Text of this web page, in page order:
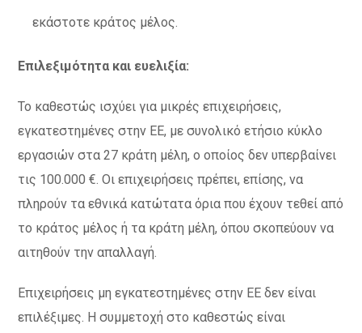
εκάστοτε κράτος μέλος.
Επιλεξιμότητα και ευελιξία:
Το καθεστώς ισχύει για μικρές επιχειρήσεις,
εγκατεστημένες στην ΕΕ, με συνολικό ετήσιο κύκλο
εργασιών στα 27 κράτη μέλη, ο οποίος δεν υπερβαίνει
τις 100.000 €. Οι επιχειρήσεις πρέπει, επίσης, να
πληρούν τα εθνικά κατώτατα όρια που έχουν τεθεί από
το κράτος μέλος ή τα κράτη μέλη, όπου σκοπεύουν να
αιτηθούν την απαλλαγή.
Επιχειρήσεις μη εγκατεστημένες στην ΕΕ δεν είναι
επιλέξιμες. Η συμμετοχή στο καθεστώς είναι